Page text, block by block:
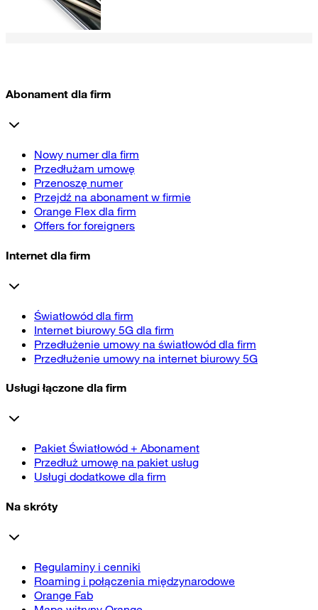
Abonament dla firm
Nowy numer dla firm
Przedłużam umowę
Przenoszę numer
Przejdź na abonament w firmie
Orange Flex dla firm
Offers for foreigners
Internet dla firm
Światłowód dla firm
Internet biurowy 5G dla firm
Przedłużenie umowy na światłowód dla firm
Przedłużenie umowy na internet biurowy 5G
Usługi łączone dla firm
Pakiet Światłowód + Abonament
Przedłuż umowę na pakiet usług
Usługi dodatkowe dla firm
Na skróty
Regulaminy i cenniki
Roaming i połączenia międzynarodowe
Orange Fab